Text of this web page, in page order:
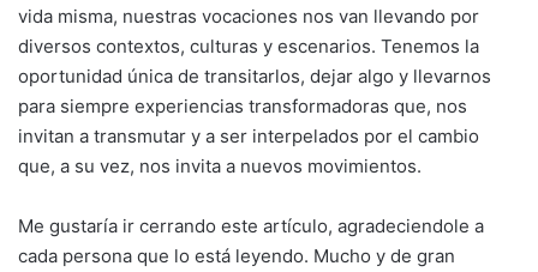
vida misma, nuestras vocaciones nos van llevando por
diversos contextos, culturas y escenarios. Tenemos la
oportunidad única de transitarlos, dejar algo y llevarnos
para siempre experiencias transformadoras que, nos
invitan a transmutar y a ser interpelados por el cambio
que, a su vez, nos invita a nuevos movimientos.
Me gustaría ir cerrando este artículo, agradeciendole a
cada persona que lo está leyendo. Mucho y de gran